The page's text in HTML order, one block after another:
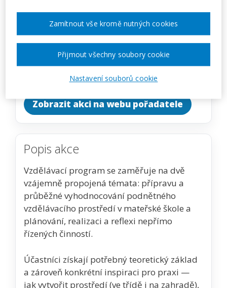
MÍSTO
ONLINE
Zobrazit akci na webu pořadatele
Popis akce
Vzdělávací program se zaměřuje na dvě
vzájemně propojená témata: přípravu a
průběžné vyhodnocování podnětného
vzdělávacího prostředí v mateřské škole a
plánování, realizaci a reflexi nepřímo
řízených činností.
Účastníci získají potřebný teoretický základ
a zároveň konkrétní inspiraci pro praxi —
jak vytvořit prostředí (ve třídě i na zahradě),
Nastavení souborů cookie
Zamítnout vše kromě nutných cookies
Přijmout všechny soubory cookie